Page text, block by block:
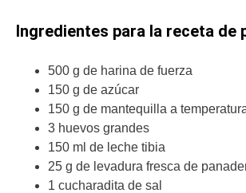
Ingredientes para la receta de
500 g de harina de fuerza
150 g de azúcar
150 g de mantequilla a
3 huevos grandes
150 ml de leche tibia
25 g de levadura fresca de
1 cucharadita de sal